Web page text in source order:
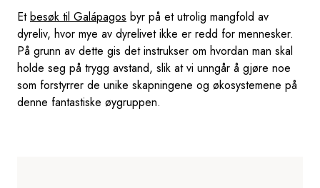
Etbesøk til Galápagos byr på et utrolig mangfold av
dyreliv, hvor mye av dyrelivet ikke er redd for mennesker.
På grunn av dette gis det instrukser om hvordan man skal
holde seg på trygg avstand, slik at vi unngår å gjøre noe
som forstyrrer de unike skapningene og økosystemene på
denne fantastiske øygruppen.